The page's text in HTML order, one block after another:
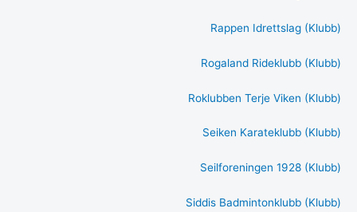
Rappen Idrettslag (Klubb)
Rogaland Rideklubb (Klubb)
Roklubben Terje Viken (Klubb)
Seiken Karateklubb (Klubb)
Seilforeningen 1928 (Klubb)
Siddis Badmintonklubb (Klubb)